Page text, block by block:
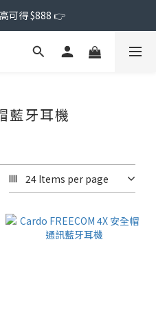
可得 $888 👉
藍牙耳機
24 Items per page